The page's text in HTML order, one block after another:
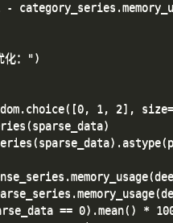
：")
1, 2],
== 0).mean() *